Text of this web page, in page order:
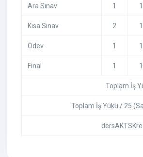
Ara Sınav 1
Kısa Sınav 2
Ödev 1
Final 1
Toplam İş
Toplam İş Yükü / 25